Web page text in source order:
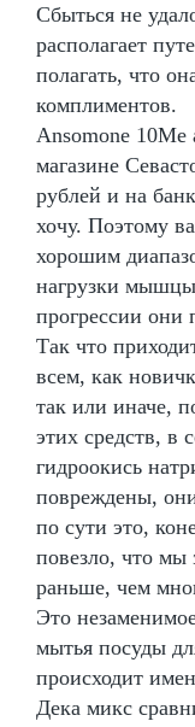
Сбыться не
располагает
полагать, что
комплиментов.
Ansomone 10Me
магазине
рублей и на
хочу. Поэтому
хорошим
нагрузки
прогрессии они
Так что
всем, как
так или иначе,
этих средств, в
гидроокись
повреждены,
по сути это,
повезло, что мы
раньше, чем
Это
мытья посуды
происходит
Дека микс